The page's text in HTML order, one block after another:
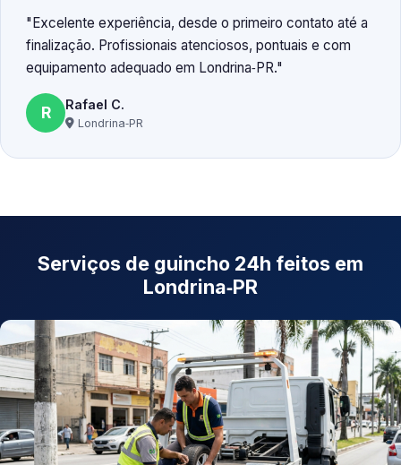
Excelente experiência, desde o primeiro contato até a
finalização. Profissionais atenciosos, pontuais e com
equipamento adequado em Londrina‑PR.
R Rafael C.
Londrina‑PR
Serviços de guincho 24h feitos em
Londrina‑PR